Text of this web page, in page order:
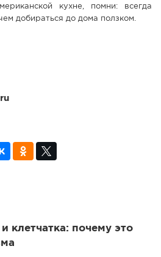
кухне, помни: всегда
добираться до дома ползком.
клетчатка: почему это